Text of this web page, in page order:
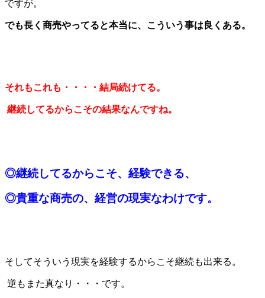
ですが。
でも長く商売やってると本当に、こういう事は良くある。
それもこれも・・・・結局続けてる。
継続してるからこその結果なんですね。
◎継続してるからこそ、経験できる、
◎貴重な商売の、経営の現実なわけです。
そしてそういう現実を経験するからこそ継続も出来る。
逆もまた真なり・・・です。